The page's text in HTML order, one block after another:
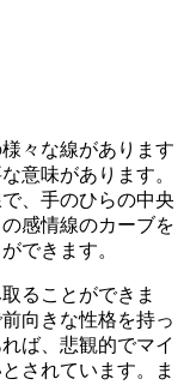
々な線があります
意味があります。
、手のひらの中央
感情線のカーブを
できます。
ることができま
向きな性格を持っ
ば、悲観的でマイ
されています。ま